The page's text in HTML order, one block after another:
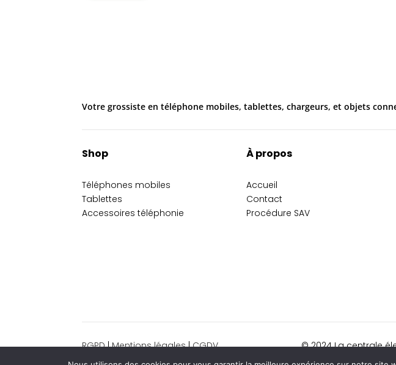
Votre grossiste en téléphone mobiles, tablettes, chargeurs, et objets
Shop
Téléphones mobiles
Tablettes
Accessoires téléphonie
À propos
Accueil
Contact
Procédure SAV
RGPD|Mentions légales|CGDV
© 2024 La centrale
réservés.